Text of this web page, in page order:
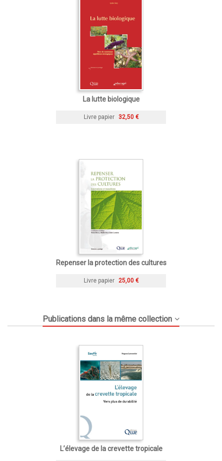
La lutte biologique
Livre papier 32,50 €
Repenser la protection des cultures
Livre papier 25,00 €
Publications dans la même collection
L’élevage de la crevette tropicale